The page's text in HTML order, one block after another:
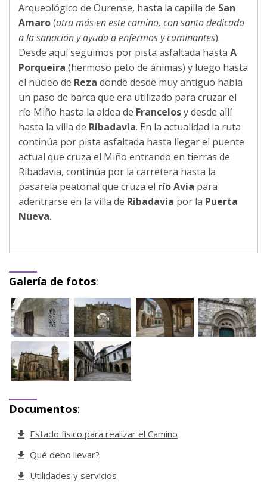
Arqueológico de Ourense, hasta la capilla de San
Amaro(otra más en este camino, con santo dedicado
a la sanación y ayuda a enfermos y caminantes).
Desde aquí seguimos por pista asfaltada hasta A
Porqueira (hermoso peto de ánimas) y luego hasta
el núcleo de Reza donde desde muy antiguo había
un paso de barca que era utilizado para cruzar el
río Miño hasta la aldea de Francelosy desde allí
hasta la villa de Ribadavia. En la actualidad la ruta
continúa por pista asfaltada hasta llegar el puente
actual que cruza el Miño entrando en tierras de
Ribadavia, continúa por la carretera hasta la
pasarela peatonal que cruza el río Avia para
adentrarse en la villa de Ribadavia por la Puerta
Nueva.
Galería de fotos:
Documentos:
Estado físico para realizar el Camino
Qué debo llevar?
Utilidades y servicios